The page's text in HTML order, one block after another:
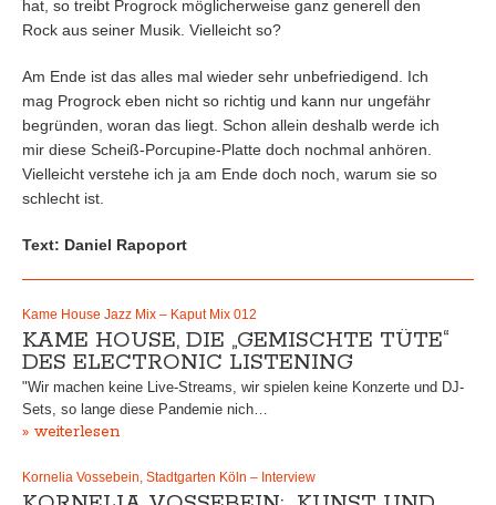
hat, so treibt Progrock möglicherweise ganz generell den
Rock aus seiner Musik. Vielleicht so?
Am Ende ist das alles mal wieder sehr unbefriedigend. Ich
mag Progrock eben nicht so richtig und kann nur ungefähr
begründen, woran das liegt. Schon allein deshalb werde ich
mir diese Scheiß-Porcupine-Platte doch nochmal anhören.
Vielleicht verstehe ich ja am Ende doch noch, warum sie so
schlecht ist.
Text: Daniel Rapoport
Kame House Jazz Mix – Kaput Mix 012
KAME HOUSE, DIE „GEMISCHTE TÜTE“
DES ELECTRONIC LISTENING
"Wir machen keine Live-Streams, wir spielen keine Konzerte und DJ-
Sets, so lange diese Pandemie nich…
» weiterlesen
Kornelia Vossebein, Stadtgarten Köln – Interview